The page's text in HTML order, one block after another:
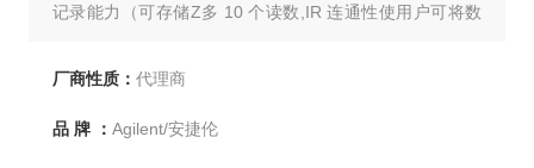
记录能力（可存储Z多 10 个读数,IR 连通性使用户可将数
厂商性质： 代理商
品 牌 ： Agilent/安捷伦